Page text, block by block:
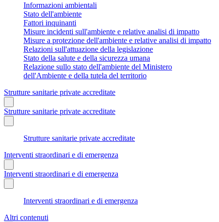
Informazioni ambientali
Stato dell'ambiente
Fattori inquinanti
Misure incidenti sull'ambiente e relative analisi di impatto
Misure a protezione dell'ambiente e relative analisi di impatto
Relazioni sull'attuazione della legislazione
Stato della salute e della sicurezza umana
Relazione sullo stato dell'ambiente del Ministero
dell'Ambiente e della tutela del territorio
Strutture sanitarie private accreditate
Strutture sanitarie private accreditate
Strutture sanitarie private accreditate
Interventi straordinari e di emergenza
Interventi straordinari e di emergenza
Interventi straordinari e di emergenza
Altri contenuti